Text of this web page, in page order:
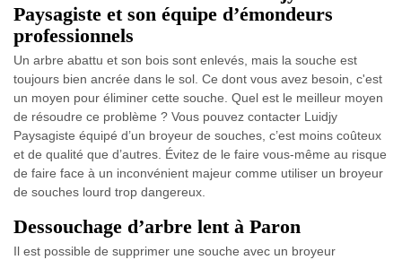
Paysagiste et son équipe d’émondeurs
professionnels
Un arbre abattu et son bois sont enlevés, mais la souche est
toujours bien ancrée dans le sol. Ce dont vous avez besoin, c'est
un moyen pour éliminer cette souche. Quel est le meilleur moyen
de résoudre ce problème ? Vous pouvez contacter Luidjy
Paysagiste équipé d’un broyeur de souches, c’est moins coûteux
et de qualité que d’autres. Évitez de le faire vous-même au risque
de faire face à un inconvénient majeur comme utiliser un broyeur
de souches lourd trop dangereux.
Dessouchage d’arbre lent à Paron
Il est possible de supprimer une souche avec un broyeur